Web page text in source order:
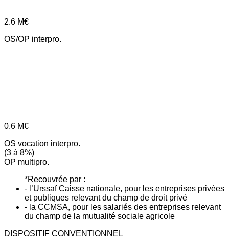
2.6 M€
OS/OP interpro.
0.6 M€
OS vocation interpro.
(3 à 8%)
OP multipro.
*Recouvrée par :
- l’Urssaf Caisse nationale, pour les entreprises privées
et publiques relevant du champ de droit privé
- la CCMSA, pour les salariés des entreprises relevant
du champ de la mutualité sociale agricole
DISPOSITIF CONVENTIONNEL